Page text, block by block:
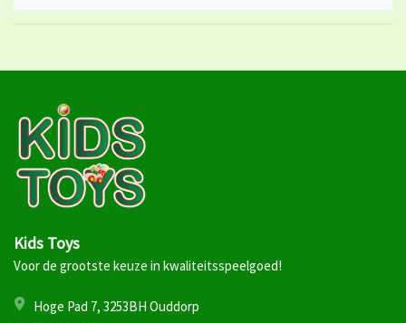
Kids Toys
Voor de grootste keuze in kwaliteitsspeelgoed!
Hoge Pad 7, 3253BH Ouddorp